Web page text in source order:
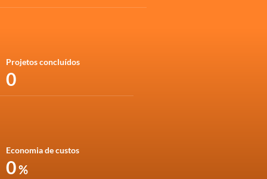
Projetos concluídos
0
Economia de custos
0 %